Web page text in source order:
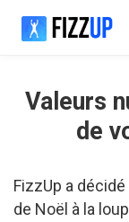
Valeurs
de
FizzUp a
de Noël à la